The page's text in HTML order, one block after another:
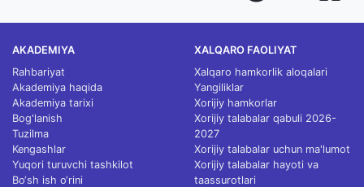
AKADEMIYA
Rahbariyat
Akademiya haqida
Akademiya tarixi
Bog'lanish
Tuzilma
Kengashlar
Yuqori turuvchi tashkilot
Bo‘sh ish o‘rini
XALQARO FAOLIYAT
Xalqaro hamkorlik aloqalari
Yangiliklar
Xorijiy hamkorlar
Xorijiy talabalar qabuli 2026-
2027
Xorijiy talabalar uchun ma'lumot
Xorijiy talabalar hayoti va
taassurotlari